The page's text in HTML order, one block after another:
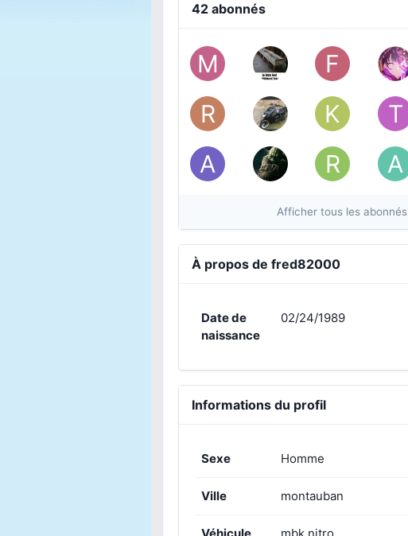
42 abonnés
Afficher tous les abonnés
À propos de fred82000
Date de
naissance
02/24/1989
Informations du profil
Sexe Homme
Ville montauban